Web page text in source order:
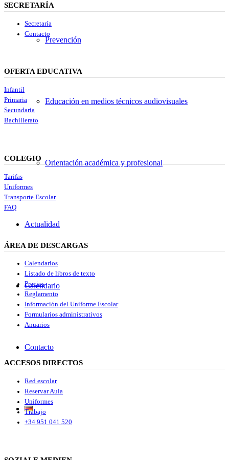
Prevención
Educación en medios técnicos audiovisuales
Orientación académica y profesional
Actualidad
Calendario
Contacto
SECRETARÍA
Secretaría
Contacto
OFERTA EDUCATIVA
Infantil
Primaria
Secundaria
Bachillerato
COLEGIO
Tarifas
Uniformes
Transporte Escolar
FAQ
ÁREA DE DESCARGAS
Calendarios
Listado de libros de texto
Precios
Reglamento
Información del Uniforme Escolar
Formularios administrativos
Anuarios
ACCESOS DIRECTOS
Red escolar
Reservar Aula
Uniformes
Trabajo
+34 951 041 520